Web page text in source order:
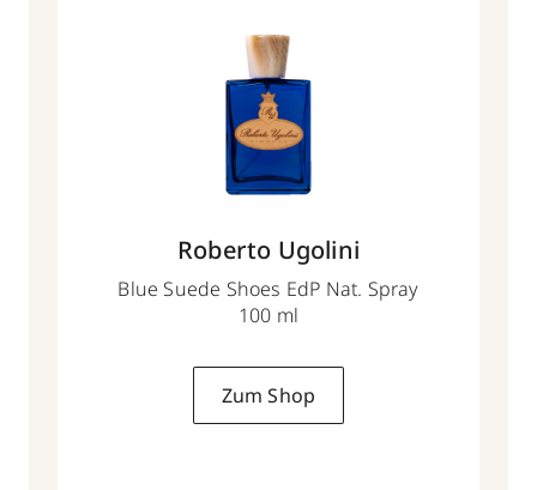
Roberto Ugolini
Blue Suede Shoes EdP Nat. Spray
100 ml
Zum Shop